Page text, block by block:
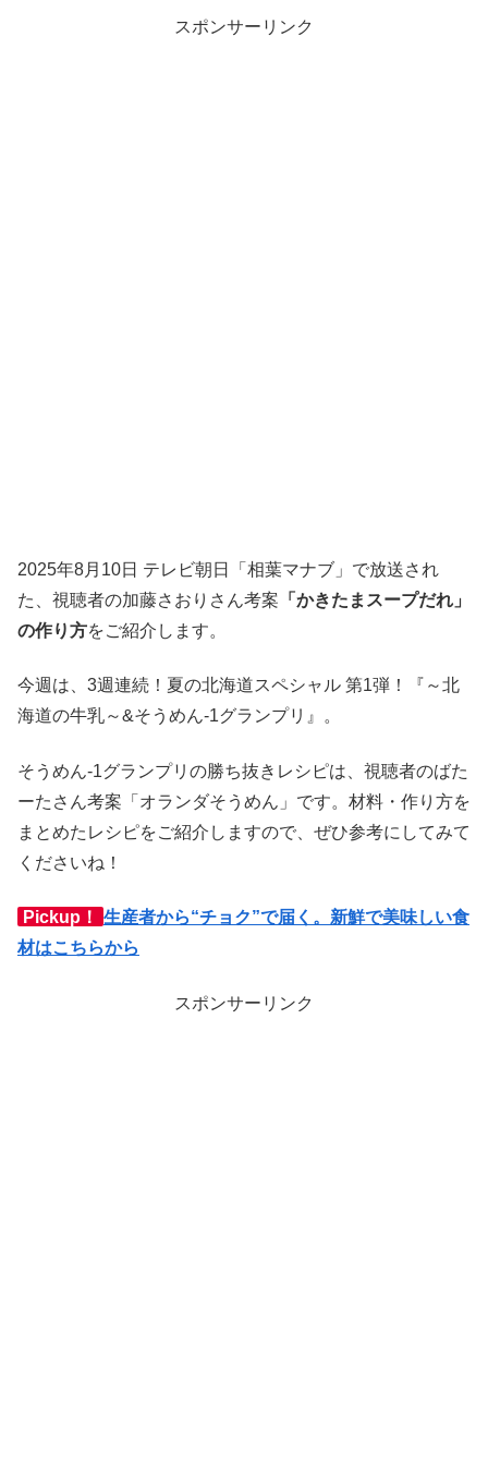
スポンサーリンク
2025年8月10日 テレビ朝日「相葉マナブ」で放送され
た、視聴者の加藤さおりさん考案 「かきたまスープだれ」
の作り方をご紹介します。
今週は、3週連続！夏の北海道スペシャル 第1弾！『～北
海道の牛乳～&そうめん-1グランプリ』。
そうめん-1グランプリの勝ち抜きレシピは、視聴者のばた
ーたさん考案「オランダそうめん」です。材料・作り方を
まとめたレシピをご紹介しますので、ぜひ参考にしてみて
くださいね！
Pickup！
生産者から“チョク”で届く。新鮮で美味しい食
材はこちらから
スポンサーリンク